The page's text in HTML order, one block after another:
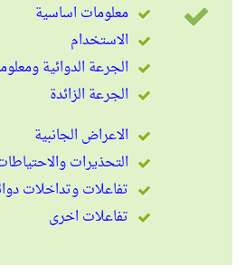
معلومات اساسية
الاستخدام
الجرعة الدوائية
الجرعة الزائدة
الاعراض الجانبية
التحذيرات
تفاعلات وتداخلات
تفاعلات اخرى